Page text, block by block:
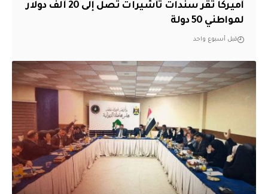
أميركا تقر سندات تأشيرات تصل إلى 20 ألف دولار
لمواطني 50 دولة
قبل أسبوع واحد